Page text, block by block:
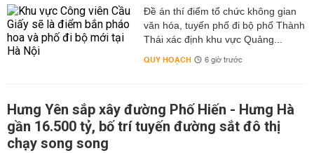
Đề án thí điểm tổ chức không gian
văn hóa, tuyến phố đi bộ phố Thành
Thái xác định khu vực Quảng...
QUY HOẠCH 6 giờ trước
Hưng Yên sắp xây đường Phố Hiến - Hưng Hà
gần 16.500 tỷ, bố trí tuyến đường sắt đô thị
chạy song song